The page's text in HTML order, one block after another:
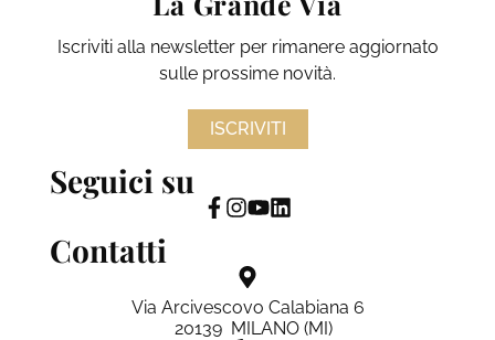
Contatti
Via Arcivescovo Calabiana 6
20139 MILANO (MI)
Seguici su
Iscriviti alla newsletter per rimanere aggiornato
sulle prossime novità.
ISCRIVITI